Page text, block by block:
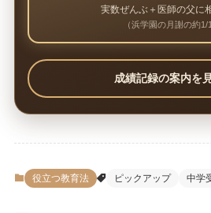
実数ぜんぶ＋医師の父に
（浜学園の月謝の約1/
成績記録の案内を
役立つ教育法 ピックアップ 中学